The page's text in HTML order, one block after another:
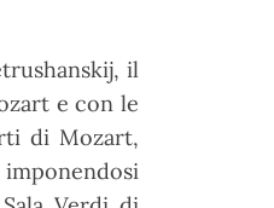
il
e con le
di Mozart,
imponendosi